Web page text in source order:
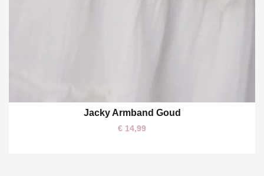
One size
Jacky Armband Goud
€ 14,99